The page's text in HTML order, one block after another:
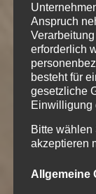
Anspruch
erforderlich
besteht für
gesetzliche
Einwilligung
Bitte
akzeptieren
Allgemeine